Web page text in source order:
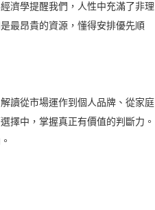
濟學提醒我們，人性中充滿了非理
最昂貴的資源，懂得安排優先順
讀從市場運作到個人品牌、從家庭
擇中，掌握真正有價值的判斷力。